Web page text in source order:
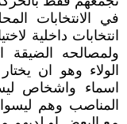
في الانتخابات
انتخابات داخلية
ولمصالحه
الولاء وهو ان
اسماء واشخاص
المناصب وهم